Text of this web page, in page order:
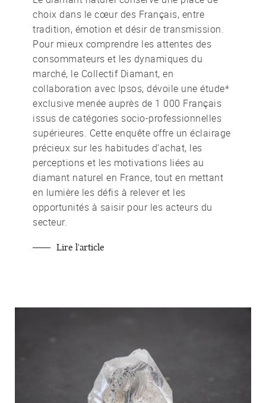
choix dans le cœur des Français, entre
tradition, émotion et désir de transmission.
Pour mieux comprendre les attentes des
consommateurs et les dynamiques du
marché, le Collectif Diamant, en
collaboration avec Ipsos, dévoile une étude*
exclusive menée auprès de 1 000 Français
issus de catégories socio-professionnelles
supérieures. Cette enquête offre un éclairage
précieux sur les habitudes d’achat, les
perceptions et les motivations liées au
diamant naturel en France, tout en mettant
en lumière les défis à relever et les
opportunités à saisir pour les acteurs du
secteur.
Lire l'article